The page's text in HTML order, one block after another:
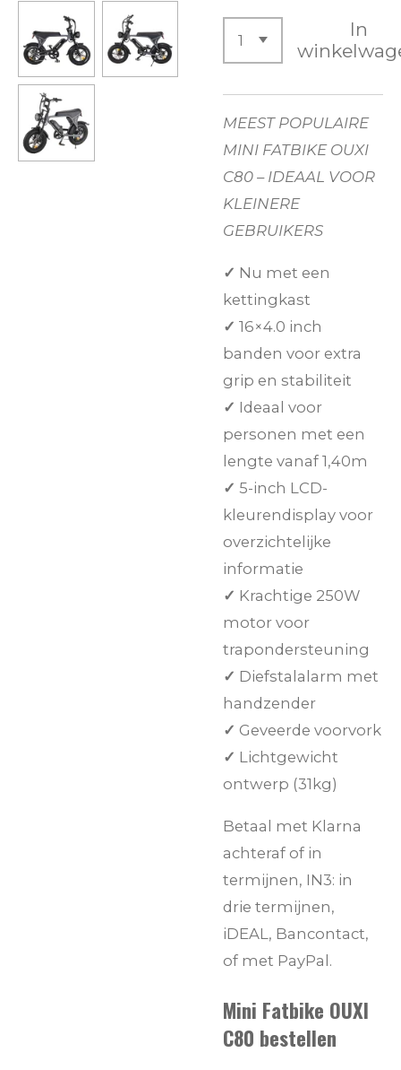
In
MEEST POPULAIRE
MINI FATBIKE OUXI
C80 – IDEAAL VOOR
KLEINERE
GEBRUIKERS
✓ Nu met een
kettingkast
✓ 16×4.0 inch
banden voor extra
grip en stabiliteit
✓ Ideaal voor
personen met een
lengte vanaf 1,40m
✓ 5-inch LCD-
kleurendisplay voor
overzichtelijke
informatie
✓ Krachtige 250W
motor voor
trapondersteuning
✓ Diefstalalarm met
handzender
✓ Geveerde voorvork
✓ Lichtgewicht
ontwerp (31kg)
Betaal met Klarna
achteraf of in
termijnen, IN3: in
drie termijnen,
iDEAL, Bancontact,
of met PayPal.
Mini Fatbike OUXI
C80 bestellen